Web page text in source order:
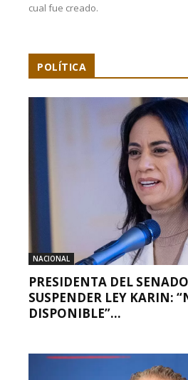
cual fue creado.
POLÍTICA
NACIONAL
PRESIDENTA DEL
SUSPENDER LEY KARIN:
DISPONIBLE”...